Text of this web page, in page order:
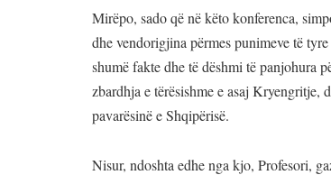
Mirëpo, sado që në këto konferenca,
dhe vendorigjina përmes punimeve të
shumë fakte dhe të dëshmi të panjohura
zbardhja e tërësishme e asaj Kryengritje,
pavarësinë e Shqipërisë.
Nisur, ndoshta edhe nga kjo, Profesori,